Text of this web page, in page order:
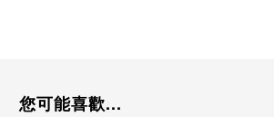
您可能喜歡...